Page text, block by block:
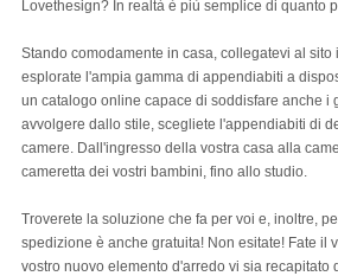
Lovethesign? In realtà è più semplice di quanto
Stando comodamente in casa, collegatevi al sito
esplorate l'ampia gamma di appendiabiti a
un catalogo online capace di soddisfare anche i
avvolgere dallo stile, scegliete l'appendiabiti di
camere. Dall'ingresso della vostra casa alla
cameretta dei vostri bambini, fino allo studio.
Troverete la soluzione che fa per voi e, inoltre,
spedizione è anche gratuita! Non esitate! Fate il
vostro nuovo elemento d'arredo vi sia recapitato